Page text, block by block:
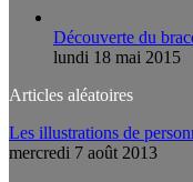
Découverte du
lundi 18 mai 2015
Articles aléatoires
Les illustrations de
mercredi 7 août 2013